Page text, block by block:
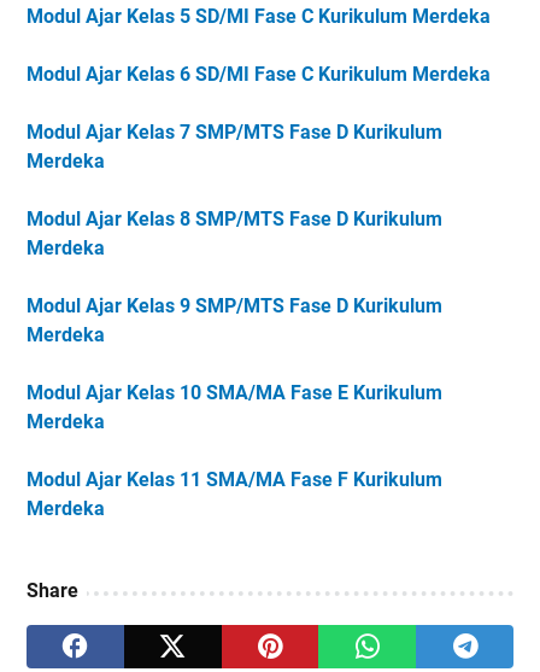
Modul Ajar Kelas 5 SD/MI Fase C Kurikulum Merdeka
Modul Ajar Kelas 6 SD/MI Fase C Kurikulum Merdeka
Modul Ajar Kelas 7 SMP/MTS Fase D Kurikulum
Merdeka
Modul Ajar Kelas 8 SMP/MTS Fase D Kurikulum
Merdeka
Modul Ajar Kelas 9 SMP/MTS Fase D Kurikulum
Merdeka
Modul Ajar Kelas 10 SMA/MA Fase E Kurikulum
Merdeka
Modul Ajar Kelas 11 SMA/MA Fase F Kurikulum
Merdeka
Share